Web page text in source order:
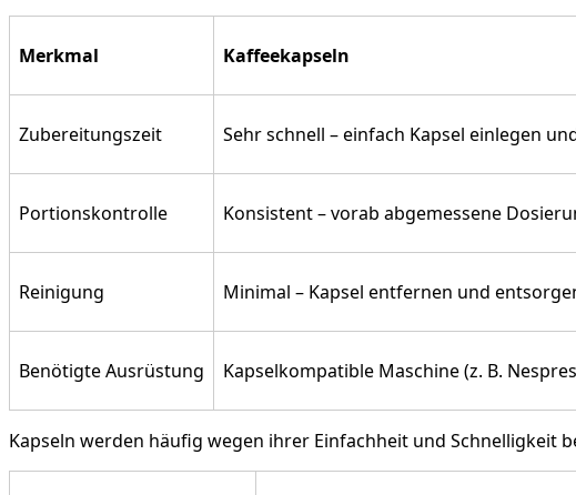
Merkmal Kaffeekapseln
Zubereitungszeit Sehr schnell – einfach Kapsel einlegen
Portionskontrolle Konsistent – vorab abgemessene
Reinigung Minimal – Kapsel entfernen und
Benötigte Ausrüstung Kapselkompatible Maschine (z. B.
Kapseln werden häufig wegen ihrer Einfachheit und